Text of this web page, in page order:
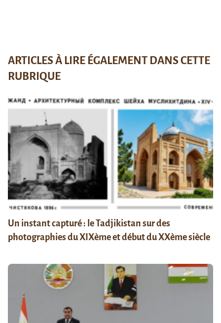
ARTICLES À LIRE ÉGALEMENT DANS CETTE
RUBRIQUE
Un instant capturé : le Tadjikistan sur des
photographies du XIXème et début du XXème siècle